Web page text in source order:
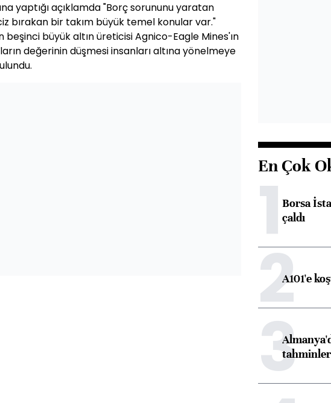
yaptığı açıklamda "Borç sorununu yaratan
bırakan bir takım büyük temel konular var."
beşinci büyük altın üreticisi Agnico-Eagle Mines'ın
değerinin düşmesi insanları altına yönelmeye
En Çok
1Borsa
çaldı
2A101'e
3